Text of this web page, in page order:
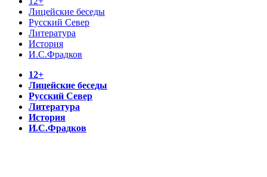
Лицейские беседы
Русский Север
Литература
История
И.С.Фрадков
12+
Лицейские беседы
Русский Север
Литература
История
И.С.Фрадков